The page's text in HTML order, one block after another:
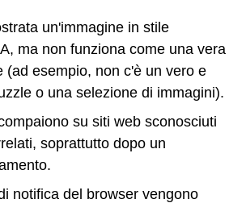
un'immagine in stile
ma non funziona come una vera
(ad esempio, non c'è un vero e
o una selezione di immagini).
su siti web sconosciuti
soprattutto dopo un
notifica del browser vengono